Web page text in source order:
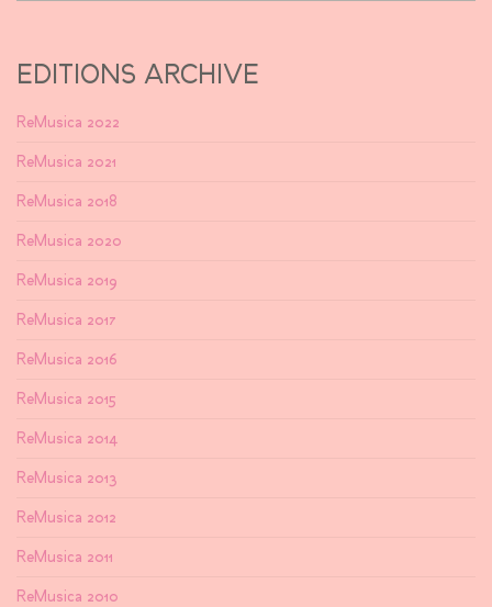
EDITIONS ARCHIVE
ReMusica 2022
ReMusica 2021
ReMusica 2018
ReMusica 2020
ReMusica 2019
ReMusica 2017
ReMusica 2016
ReMusica 2015
ReMusica 2014
ReMusica 2013
ReMusica 2012
ReMusica 2011
ReMusica 2010